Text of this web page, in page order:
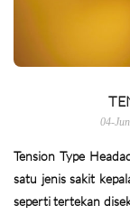
04-
Tension Type
satu jenis sakit
seperti tertekan